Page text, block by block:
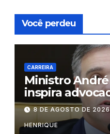
Você perdeu
CARREIRA
Ministro
inspira
na OAB do Rio
8 DE AGOSTO DE
HENRIQUE